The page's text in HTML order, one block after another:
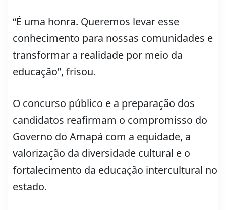
“É uma honra. Queremos levar esse
conhecimento para nossas comunidades e
transformar a realidade por meio da
educação”, frisou.
O concurso público e a preparação dos
candidatos reafirmam o compromisso do
Governo do Amapá com a equidade, a
valorização da diversidade cultural e o
fortalecimento da educação intercultural no
estado.